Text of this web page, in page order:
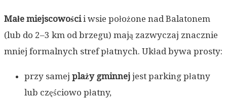
Małe miejscowościi wsie położone nad Balatonem
(lub do 2–3 km od brzegu) mają zazwyczaj znacznie
mniej formalnych stref płatnych. Układ bywa prosty:
przy samej plaży gminnej jest parking płatny
lub częściowo płatny,